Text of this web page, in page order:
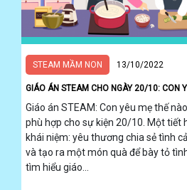
STEAM MẦM NON 13/10/2022
GIÁO ÁN STEAM CHO NGÀY 20/10: CON
Giáo án STEAM: Con yêu mẹ thế
phù hợp cho sự kiện 20/10. Một tiết
khái niệm: yêu thương chia sẻ tình
và tạo ra một món quà để bày tỏ
tìm hiểu giáo...